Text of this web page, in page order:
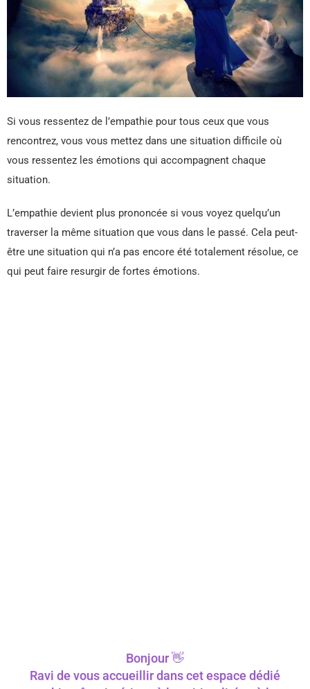
Si vous ressentez de l’empathie pour tous ceux que vous
rencontrez, vous vous mettez dans une situation difficile où
vous ressentez les émotions qui accompagnent chaque
situation.
L’empathie devient plus prononcée si vous voyez quelqu’un
traverser la même situation que vous dans le passé. Cela peut-
être une situation qui n’a pas encore été totalement résolue, ce
qui peut faire resurgir de fortes émotions.
Bonjour 👋
Ravi de vous accueillir dans cet espace dédié